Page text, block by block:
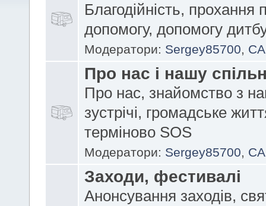
Благодійність, прохання
допомогу, допомогу
Модератори: Sergey85700,
Про нас і нашу
Про нас, знайомство з
зустрічі, громадське
терміново SOS
Модератори: Sergey85700,
Заходи, фестивалі
Анонсування заходів,